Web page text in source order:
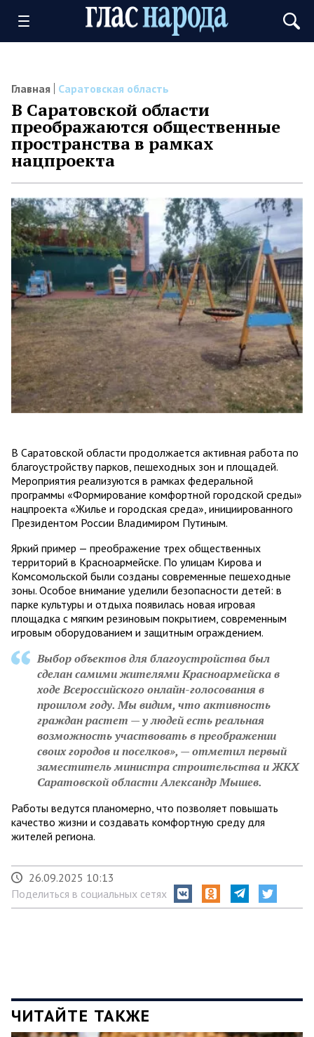
Главная Саратовская область
В Саратовской области
преображаются общественные
пространства в рамках
нацпроекта
В Саратовской области продолжается активная работа по
благоустройству парков, пешеходных зон и площадей.
Мероприятия реализуются в рамках федеральной
программы «Формирование комфортной городской среды»
нацпроекта «Жилье и городская среда», инициированного
Президентом России Владимиром Путиным.
Яркий пример — преображение трех общественных
территорий в Красноармейске. По улицам Кирова и
Комсомольской были созданы современные пешеходные
зоны. Особое внимание уделили безопасности детей: в
парке культуры и отдыха появилась новая игровая
площадка с мягким резиновым покрытием, современным
игровым оборудованием и защитным ограждением.
Выбор объектов для благоустройства был
сделан самими жителями Красноармейска в
ходе Всероссийского онлайн-голосования в
прошлом году. Мы видим, что активность
граждан растет — у людей есть реальная
возможность участвовать в преображении
своих городов и поселков», — отметил первый
заместитель министра строительства и ЖКХ
Саратовской области Александр Мышев.
Работы ведутся планомерно, что позволяет повышать
качество жизни и создавать комфортную среду для
жителей региона.
26.09.2025 10:13
Поделиться в социальных сетях
ЧИТАЙТЕ ТАКЖЕ